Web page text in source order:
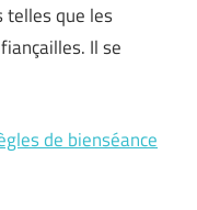
telles que les
Il se
de bienséance